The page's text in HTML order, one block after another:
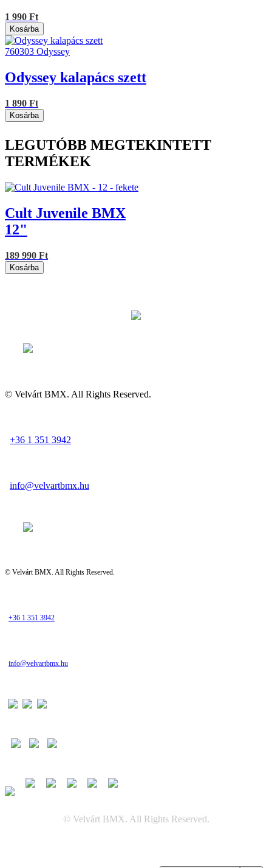
1 990 Ft
Kosárba
760303 Odyssey
Odyssey kalapács szett
1 890 Ft
Kosárba
LEGUTÓBB MEGTEKINTETT
TERMÉKEK
Cult Juvenile BMX
12"
189 990 Ft
Kosárba
© Velvárt BMX. All Rights Reserved.
+36 1 351 3942
info@velvartbmx.hu
© Velvárt BMX. All Rights Reserved.
+36 1 351 3942
info@velvartbmx.hu
© Velvárt BMX. All Rights Reserved.